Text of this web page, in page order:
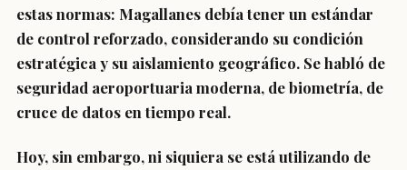
estas normas: Magallanes debía tener un estándar
de control reforzado, considerando su condición
estratégica y su aislamiento geográfico. Se habló de
seguridad aeroportuaria moderna, de biometría, de
cruce de datos en tiempo real.
Hoy, sin embargo, ni siquiera se está utilizando de